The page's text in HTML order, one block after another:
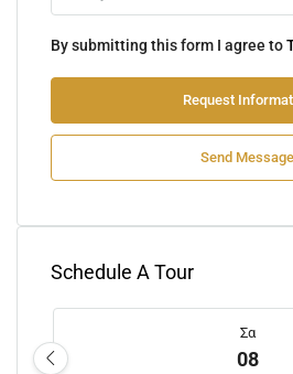
By submitting this form I agree to
Request
Send Message
Schedule A Tour
Σα
08